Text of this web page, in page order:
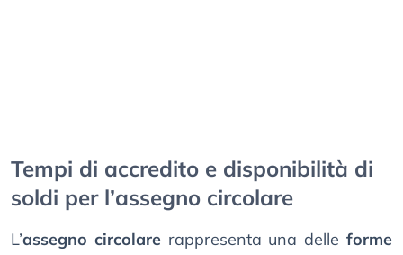
Tempi di accredito e disponibilità di
soldi per l’assegno circolare
L’assegno circolarerappresenta una delleforme